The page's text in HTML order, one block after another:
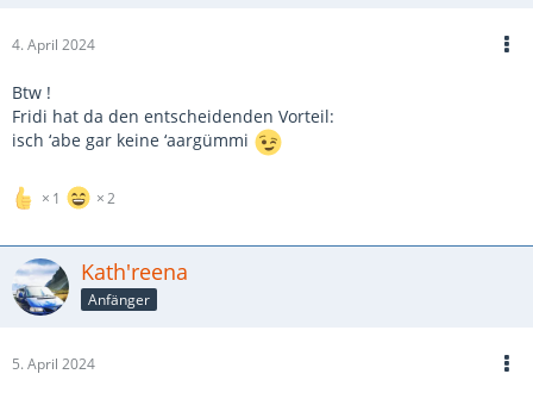
4. April 2024
Btw !
Fridi hat da den entscheidenden Vorteil:
isch ‘abe gar keine ‘aargümmi
1 2
Kath'reena
Anfänger
5. April 2024